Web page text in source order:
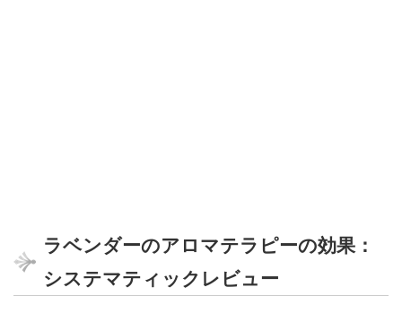
ラベンダーのアロマテラピーの効果：
システマティックレビュー